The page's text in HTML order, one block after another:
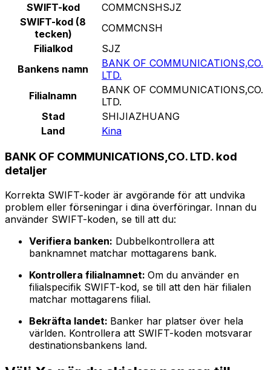
SWIFT-kod
COMMCNSHSJZ
SWIFT-kod (8
tecken)
COMMCNSH
Filialkod
SJZ
Bankens namn
BANK OF COMMUNICATIONS,CO.
LTD.
Filialnamn
BANK OF COMMUNICATIONS,CO.
LTD.
Stad
SHIJIAZHUANG
Land
Kina
BANK OF COMMUNICATIONS,CO. LTD. kod
detaljer
Korrekta SWIFT-koder är avgörande för att undvika
problem eller förseningar i dina överföringar. Innan du
använder SWIFT-koden, se till att du:
Verifiera banken: Dubbelkontrollera att
banknamnet matchar mottagarens bank.
Kontrollera filialnamnet: Om du använder en
filialspecifik SWIFT-kod, se till att den här filialen
matchar mottagarens filial.
Bekräfta landet: Banker har platser över hela
världen. Kontrollera att SWIFT-koden motsvarar
destinationsbankens land.